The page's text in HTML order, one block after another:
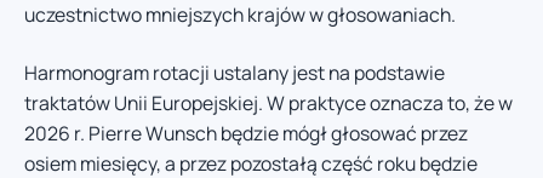
uczestnictwo mniejszych krajów w głosowaniach.
Harmonogram rotacji ustalany jest na podstawie
traktatów Unii Europejskiej. W praktyce oznacza to, że w
2026 r. Pierre Wunsch będzie mógł głosować przez
osiem miesięcy, a przez pozostałą część roku będzie